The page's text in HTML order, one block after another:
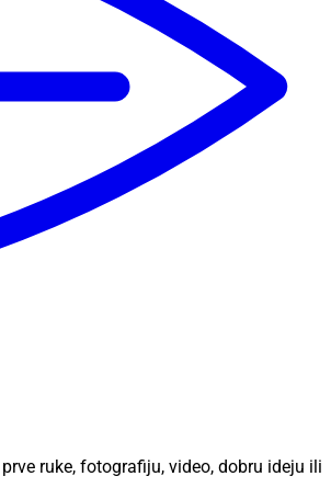
ruke, fotografiju, video, dobru ideju ili